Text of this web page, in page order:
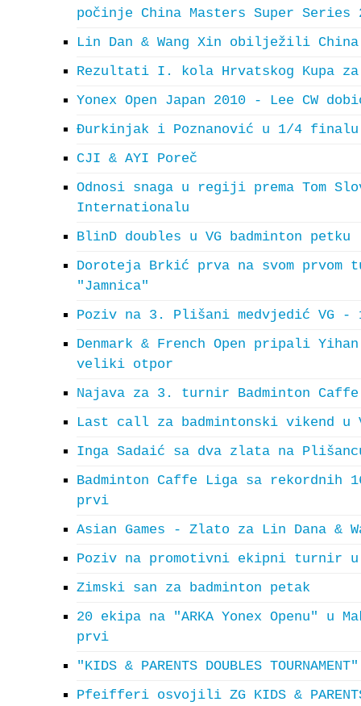
počinje China Masters Super Series
Lin Dan & Wang Xin obilježili China
Rezultati I. kola Hrvatskog Kupa
Yonex Open Japan 2010 - Lee CW
Đurkinjak i Poznanović u 1/4 finalu
CJI & AYI Poreč
Odnosi snaga u regiji prema Tom
Internationalu
BlinD doubles u VG badminton petku
Doroteja Brkić prva na svom prvom
"Jamnica"
Poziv na 3. Plišani medvjedić VG
Denmark & French Open pripali
veliki otpor
Najava za 3. turnir Badminton
Last call za badmintonski vikend
Inga Sadaić sa dva zlata na
Badminton Caffe Liga sa rekordnih
prvi
Asian Games - Zlato za Lin Dana &
Poziv na promotivni ekipni turnir u
Zimski san za badminton petak
20 ekipa na "ARKA Yonex Openu" u
prvi
"KIDS & PARENTS DOUBLES
Pfeifferi osvojili ZG KIDS &